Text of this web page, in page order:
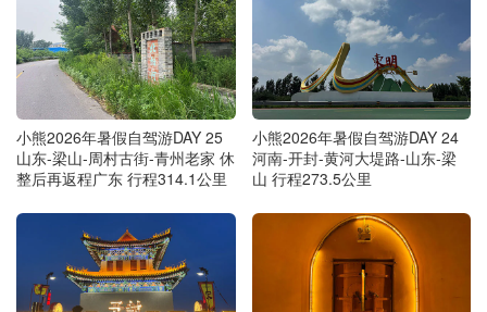
小熊2026年暑假自驾游DAY 25
山东-梁山-周村古街-青州老家 休
整后再返程广东 行程314.1公里
小熊2026年暑假自驾游DAY 24
河南-开封-黄河大堤路-山东-梁
山 行程273.5公里